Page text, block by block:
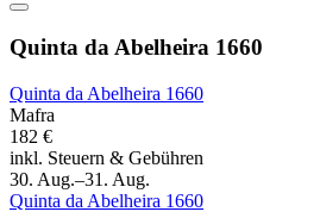
Quinta da Abelheira 1660
Quinta da Abelheira 1660
Mafra
182 €
inkl. Steuern & Gebühren
30. Aug.–31. Aug.
Quinta da Abelheira 1660